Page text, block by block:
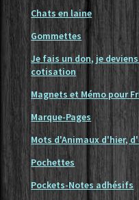
Chats en laine
Gommettes
Je fais un don, je
cotisation
Magnets et Mémo pour
Marque-Pages
Mots d'Animaux d'hier,
Pochettes
Pockets-Notes adhésifs